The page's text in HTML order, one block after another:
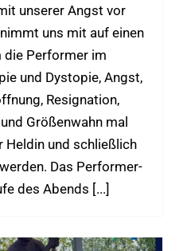
unserer Angst vor
uns mit auf einen
die Performer im
und Dystopie, Angst,
Resignation,
Größenwahn mal
Heldin und schließlich
Das Performer-
des Abends [...]